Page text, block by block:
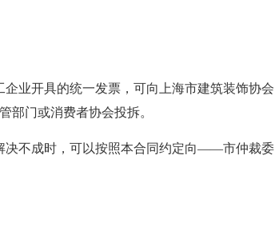
业开具的统一发票，可向上海市建筑装饰协会
部门或消费者协会投拆。
决不成时，可以按照本合同约定向——市仲裁委